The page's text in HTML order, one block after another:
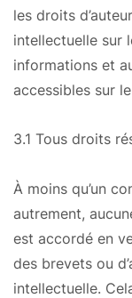
les droits
intellectuelle sur
informations et
accessibles sur
3.1 Tous droits
À moins qu’un
autrement,
est accordé en
des brevets ou
intellectuelle.